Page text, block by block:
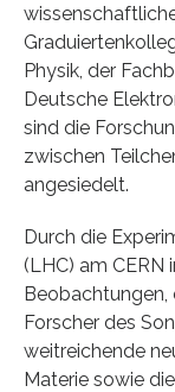
Physik, der
Deutsche
sind die
zwischen
angesiedelt.
Durch die
(LHC) am CERN
Beobachtungen,
Forscher des
weitreichende
Materie sowie